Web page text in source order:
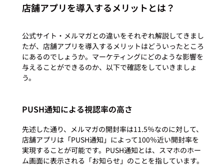
店舗アプリを導入するメリットとは？
公式サイト・メルマガとの違いをそれぞれ解説してきまし
たが、店舗アプリを導入するメリットはどういったところ
にあるのでしょうか。マーケティングにどのような影響を
与えることができるのか、以下で確認をしていきましょ
PUSH通知による視認率の高さ
先述した通り、メルマガの開封率は11.5％なのに対して、
店舗アプリは「PUSH通知」によって100％近い開封率を
実現することが可能です。PUSH通知とは、スマホのホー
ム画面に表示される「お知らせ」のことを指しています。